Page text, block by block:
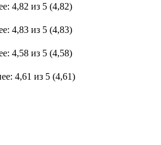
(4,82)
(4,83)
(4,58)
(4,61)